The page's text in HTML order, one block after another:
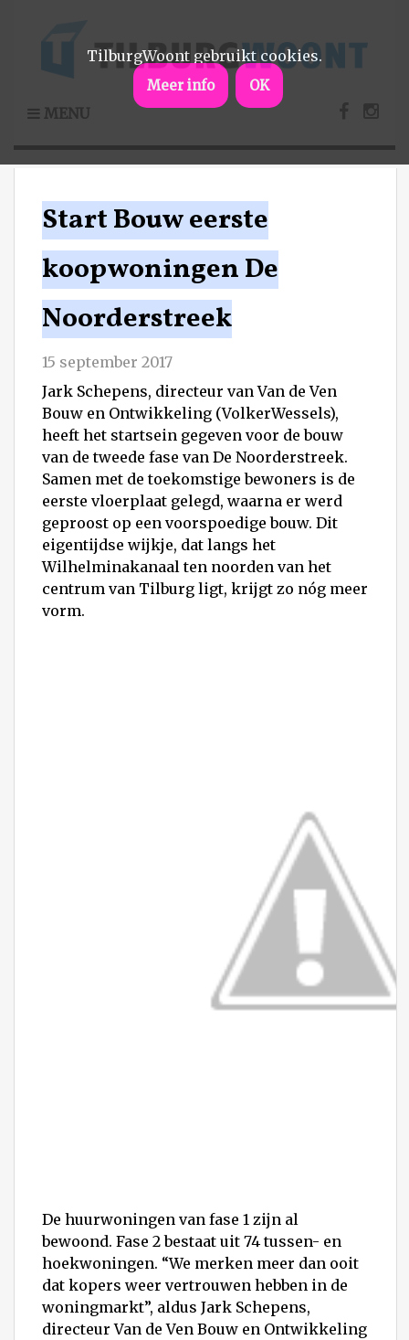
MENU
Start Bouw eerste
koopwoningen De
Noorderstreek
15 september 2017
Jark Schepens, directeur van Van de Ven
Bouw en Ontwikkeling (VolkerWessels),
heeft het startsein gegeven voor de bouw
van de tweede fase van De Noorderstreek.
Samen met de toekomstige bewoners is de
eerste vloerplaat gelegd, waarna er werd
geproost op een voorspoedige bouw. Dit
eigentijdse wijkje, dat langs het
Wilhelminakanaal ten noorden van het
centrum van Tilburg ligt, krijgt zo nóg meer
vorm.
De huurwoningen van fase 1 zijn al
bewoond. Fase 2 bestaat uit 74 tussen- en
hoekwoningen. “We merken meer dan ooit
dat kopers weer vertrouwen hebben in de
woningmarkt”, aldus Jark Schepens,
directeur Van de Ven Bouw en Ontwikkeling
TilburgWoont gebruikt cookies.
Meer info OK